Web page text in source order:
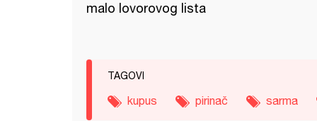
malo lovorovog lista
TAGOVI
kupus pirinač sarma